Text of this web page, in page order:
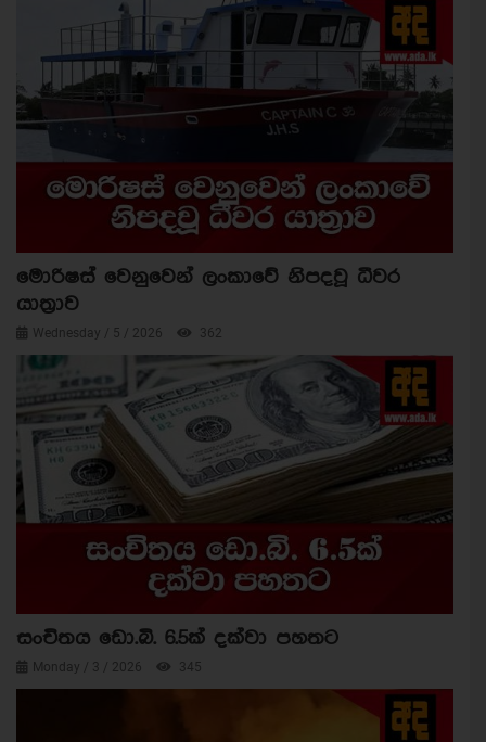
මොරිෂස් වෙනුවෙන් ලංකාවේ නිපදවූ ධීවර
යාත්‍රාව
Wednesday / 5 / 2026 362
සංචිතය ඩො.බි. 6.5ක් දක්වා පහතට
Monday / 3 / 2026 345